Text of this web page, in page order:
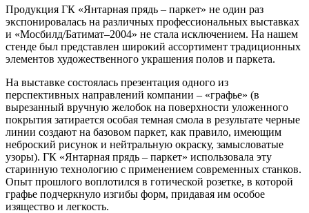
Продукция ГК «Янтарная прядь – паркет» не один раз
экспонировалась на различных профессиональных выставках
и «Мосбилд/Батимат–2004» не стала исключением. На нашем
стенде был представлен широкий ассортимент традиционных
элементов художественного украшения полов и паркета.
На выставке состоялась презентация одного из
перспективных направлений компании – «графье» (в
вырезанный вручную желобок на поверхности уложенного
покрытия затирается особая темная смола в результате черные
линии создают на базовом паркет, как правило, имеющим
неброский рисунок и нейтральную окраску, замысловатые
узоры). ГК «Янтарная прядь – паркет» использовала эту
старинную технологию с применением современных станков.
Опыт прошлого воплотился в готической розетке, в которой
графье подчеркнуло изгибы форм, придавая им особое
изящество и легкость.